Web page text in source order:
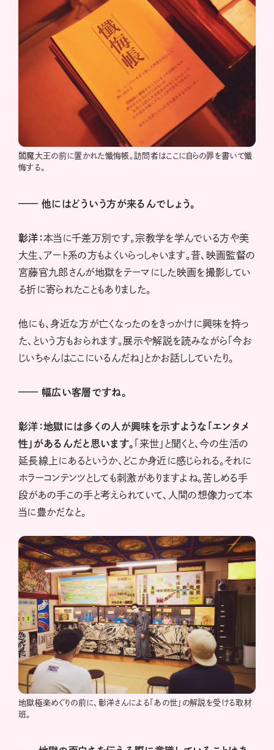
閻魔大王の前に置かれた懺悔帳。訪問者はここに自らの罪を書いて懺
悔する。
—— 他にはどういう方が来るんでしょう。
彰洋：本当に千差万別です。宗教学を学んでいる方や美
大生、アート系の方もよくいらっしゃいます。昔、映画監督の
宮藤官九郎さんが地獄をテーマにした映画を撮影してい
る折に寄られたこともありました。
他にも、身近な方が亡くなったのをきっかけに興味を持っ
た、という方もおられます。展示や解説を読みながら「今お
じいちゃんはここにいるんだね」とかお話ししていたり。
—— 幅広い客層ですね。
彰洋：地獄には多くの人が興味を示すような「エンタメ
性」があるんだと思います。
「来世」と聞くと、今の生活の
延長線上にあるというか、どこか身近に感じられる。それに
ホラーコンテンツとしても刺激がありますよね。苦しめる手
段があの手この手と考えられていて、人間の想像力って本
当に豊かだなと。
地獄極楽めぐりの前に、彰洋さんによる「あの世」の解説を受ける取材
班。